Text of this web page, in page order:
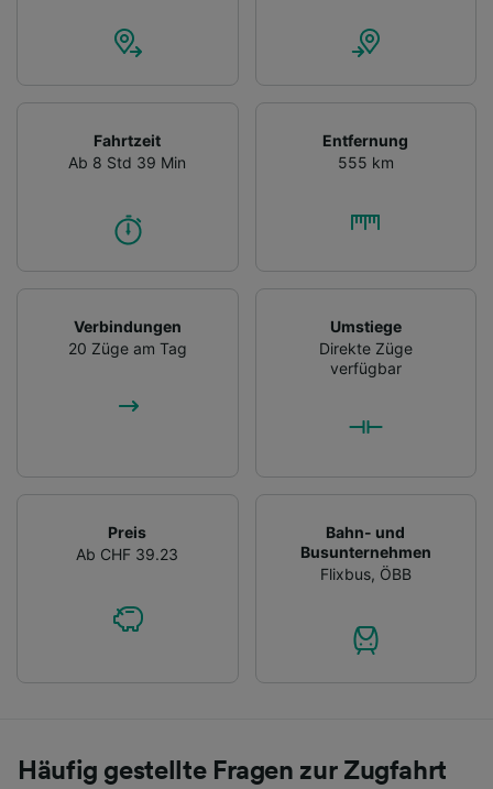
Fahrtzeit
Ab 8 Std 39 Min
Entfernung
555 km
Verbindungen
20 Züge am Tag
Umstiege
Direkte Züge
verfügbar
Preis
Ab CHF 39.23
Bahn- und
Busunternehmen
Flixbus, ÖBB
Häufig gestellte Fragen zur Zugfahrt